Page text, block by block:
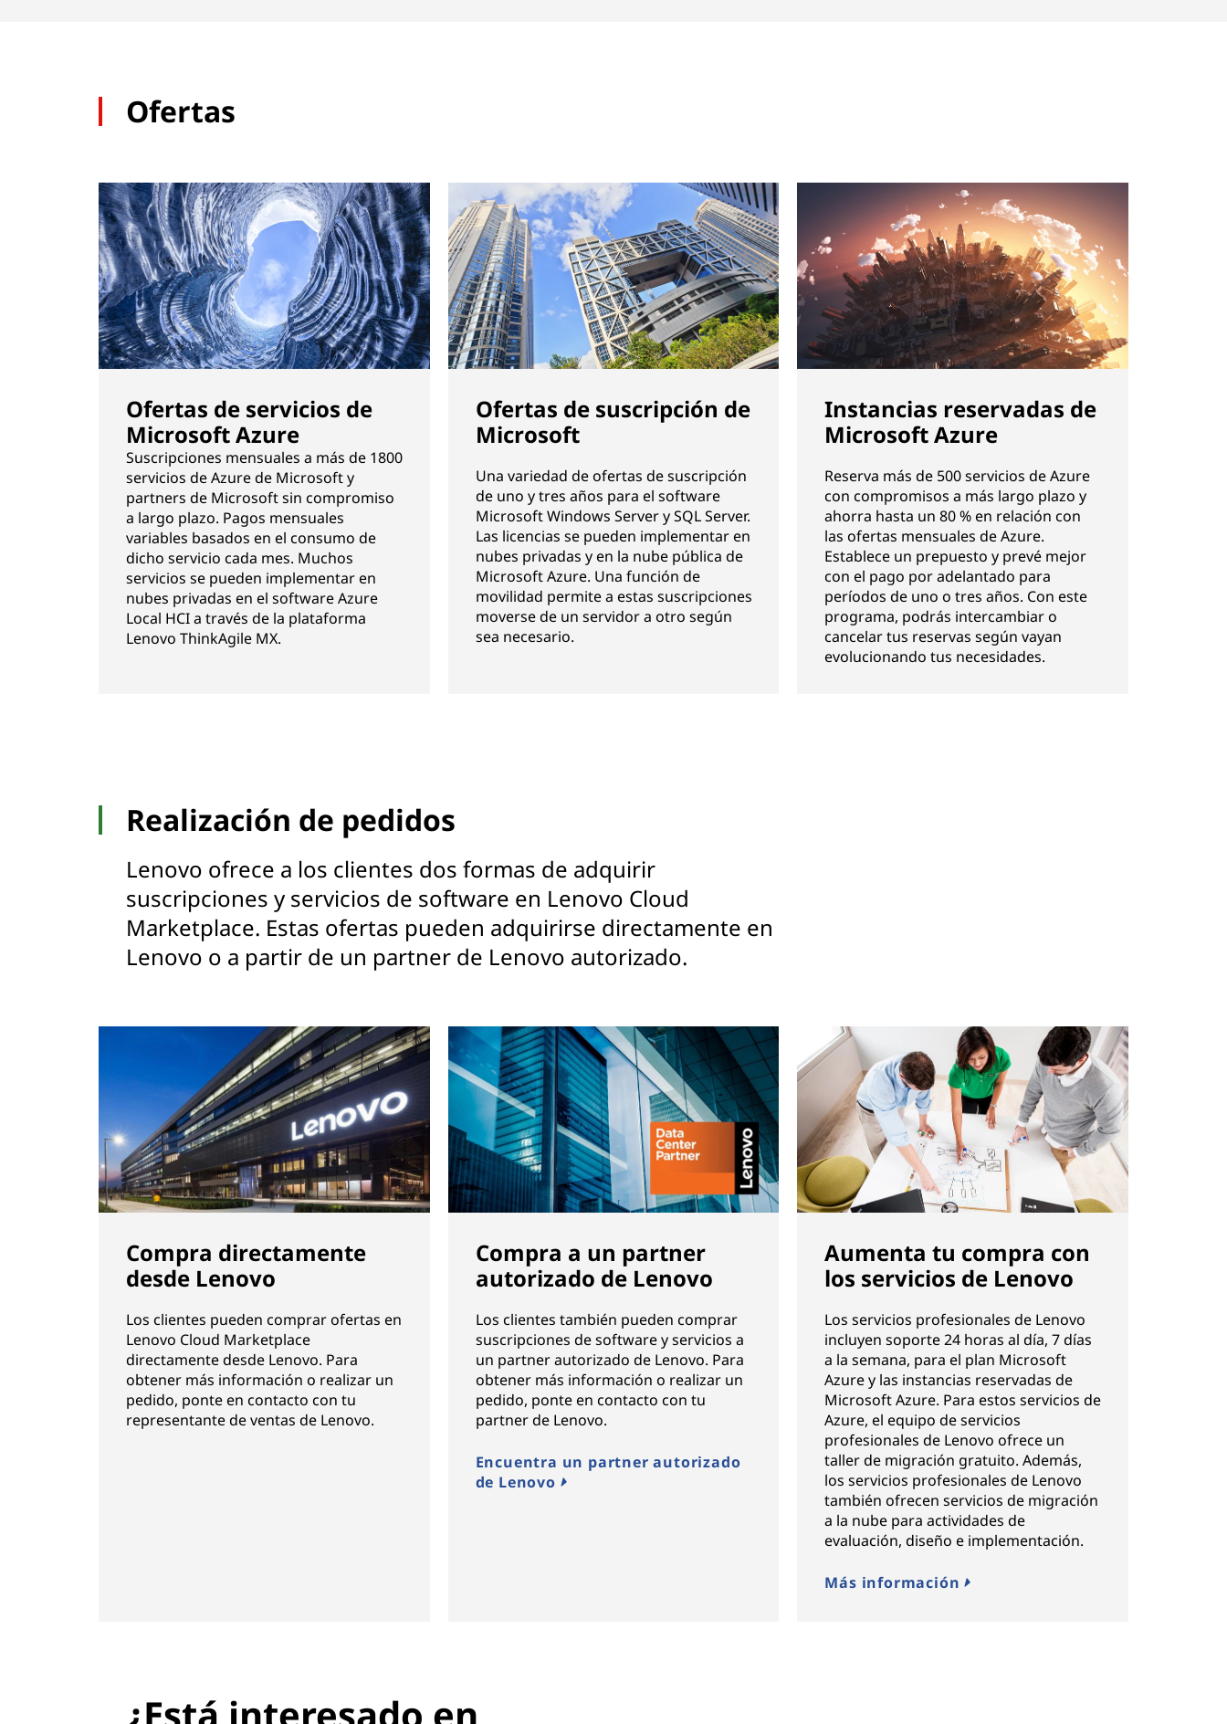
Ofertas
Ofertas de servicios de
Microsoft Azure
Suscripciones mensuales a más de 1800
servicios de Azure de Microsoft y
partners de Microsoft sin compromiso
a largo plazo. Pagos mensuales
variables basados en el consumo de
dicho servicio cada mes. Muchos
servicios se pueden implementar en
nubes privadas en el software Azure
Local HCI a través de la plataforma
Lenovo ThinkAgile MX.
Ofertas de suscripción de
Microsoft
Una variedad de ofertas de suscripción
de uno y tres años para el software
Microsoft Windows Server y SQL Server.
Las licencias se pueden implementar en
nubes privadas y en la nube pública de
Microsoft Azure. Una función de
movilidad permite a estas suscripciones
moverse de un servidor a otro según
sea necesario.
Instancias reservadas de
Microsoft Azure
Reserva más de 500 servicios de Azure
con compromisos a más largo plazo y
ahorra hasta un 80 % en relación con
las ofertas mensuales de Azure.
Establece un prepuesto y prevé mejor
con el pago por adelantado para
períodos de uno o tres años. Con este
programa, podrás intercambiar o
cancelar tus reservas según vayan
evolucionando tus necesidades.
Realización de pedidos
Lenovo ofrece a los clientes dos formas de adquirir
suscripciones y servicios de software en Lenovo Cloud
Marketplace. Estas ofertas pueden adquirirse directamente en
Lenovo o a partir de un partner de Lenovo autorizado.
Compra directamente
desde Lenovo
Los clientes pueden comprar ofertas en
Lenovo Cloud Marketplace
directamente desde Lenovo. Para
obtener más información o realizar un
pedido, ponte en contacto con tu
representante de ventas de Lenovo.
Compra a un partner
autorizado de Lenovo
Los clientes también pueden comprar
suscripciones de software y servicios a
un partner autorizado de Lenovo. Para
obtener más información o realizar un
pedido, ponte en contacto con tu
partner de Lenovo.
Encuentra un partner autorizado
de Lenovo
Aumenta tu compra con
los servicios de Lenovo
Los servicios profesionales de Lenovo
incluyen soporte 24 horas al día, 7 días
a la semana, para el plan Microsoft
Azure y las instancias reservadas de
Microsoft Azure. Para estos servicios de
Azure, el equipo de servicios
profesionales de Lenovo ofrece un
taller de migración gratuito. Además,
los servicios profesionales de Lenovo
también ofrecen servicios de migración
a la nube para actividades de
evaluación, diseño e implementación.
Más información